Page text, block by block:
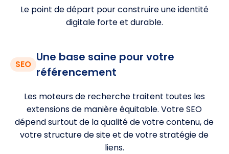
Le point de départ pour construire une identité
digitale forte et durable.
SEO
Une base saine pour votre
référencement
Les moteurs de recherche traitent toutes les
extensions de manière équitable. Votre SEO
dépend surtout de la qualité de votre contenu, de
votre structure de site et de votre stratégie de
liens.